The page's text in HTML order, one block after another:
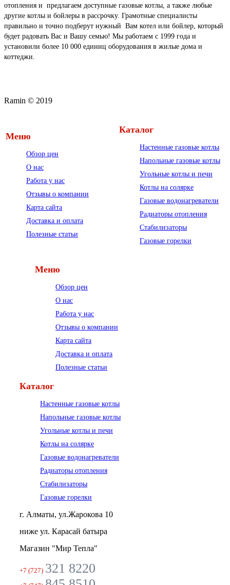
отопления и предлагаем доступные газовые котлы, а также любые
другие котлы и бойлеры в рассрочку. Грамотные специалисты
правильно и точно подберут нужный Вам котел или бойлер, который
будет радовать Вас и Вашу семью! Мы работаем с 1999 года и
установили более 10 000 единиц оборудования в жилые дома и
коттеджи.
Ramin © 2019
Меню
Обзор цен
О нас
Работа у нас
Отзывы о компании
Карта сайта
Доставка и оплата
Полезные статьи
Каталог
Настенные газовые котлы
Напольные газовые котлы
Угольные котлы и печи
Котлы на солярке
Газовые водонагреватели
Радиаторы отопления
Стабилизаторы
Газовые горелки
Меню
Обзор цен
О нас
Работа у нас
Отзывы о компании
Карта сайта
Доставка и оплата
Полезные статьи
Каталог
Настенные газовые котлы
Напольные газовые котлы
Угольные котлы и печи
Котлы на солярке
Газовые водонагреватели
Радиаторы отопления
Стабилизаторы
Газовые горелки
г. Алматы, ул.Жарокова 10
ниже ул. Карасай батыра
Магазин "Мир Тепла"
+7 (727) 321 8220